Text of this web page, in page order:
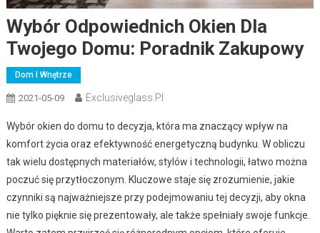
Wybór Odpowiednich Okien Dla
Twojego Domu: Poradnik Zakupowy
Dom I Wnętrze
2021-05-09 Exclusiveglass.pl
Wybór okien do domu to decyzja, która ma znaczący wpływ na
komfort życia oraz efektywność energetyczną budynku. W obliczu
tak wielu dostępnych materiałów, stylów i technologii, łatwo można
poczuć się przytłoczonym. Kluczowe staje się zrozumienie, jakie
czynniki są najważniejsze przy podejmowaniu tej decyzji, aby okna
nie tylko pięknie się prezentowały, ale także spełniały swoje funkcje.